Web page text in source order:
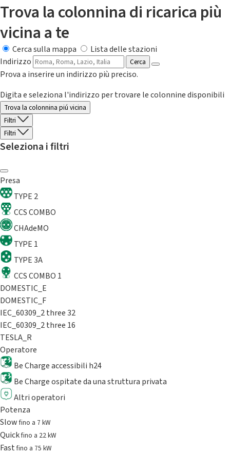
Trova la colonnina di ricarica più
vicina a te
Cerca sulla mappa
Lista delle stazioni
Indirizzo
Cerca
Prova a inserire un indirizzo più preciso.
Digita e seleziona l'indirizzo per trovare le colonnine disponibili
Trova la colonnina piú vicina
Filtri
Filtri
Seleziona i filtri
Presa
TYPE 2
CCS COMBO
CHAdeMO
TYPE 1
TYPE 3A
CCS COMBO 1
DOMESTIC_E
DOMESTIC_F
IEC_60309_2 three 32
IEC_60309_2 three 16
TESLA_R
Operatore
Be Charge accessibili h24
Be Charge ospitate da una struttura privata
Altri operatori
Potenza
Slowfino a 7 kW
Quickfino a 22 kW
Fastfino a 75 kW